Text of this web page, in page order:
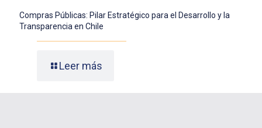
Compras Públicas: Pilar Estratégico para el Desarrollo y la
Transparencia en Chile
Leer más